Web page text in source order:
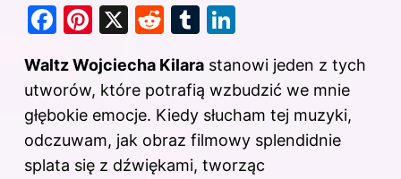
F
c
e
b
o
Pi
er
e
st
X
R
d
di
t
T
m
bl
r
k
e
dI
n
Waltz Wojciecha Kilara stanowi jeden z tych
utworów, które potrafią wzbudzić we mnie
głębokie emocje. Kiedy słucham tej muzyki,
odczuwam, jak obraz filmowy splendidnie
splata się z dźwiękami, tworząc